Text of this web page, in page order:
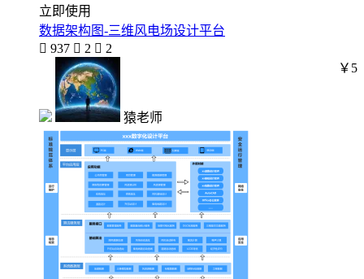
立即使用
数据架构图-三维风电场设计平台
 937  2  2
猿老师
￥5